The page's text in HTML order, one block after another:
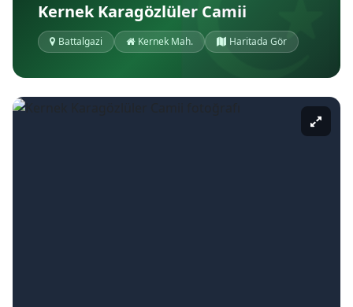
Kernek Karagözlüler Camii
Battalgazi Kernek Mah. Haritada Gör